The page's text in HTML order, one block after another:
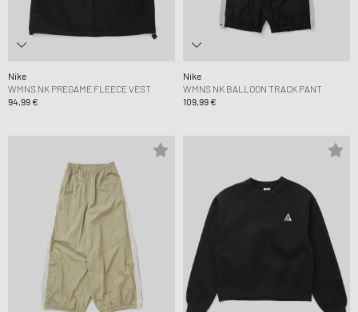
Nike
WMNS NK PREGAME FLEECE VEST
94,99 €
Nike
WMNS NK BALLOON TRACK PANT
109,99 €